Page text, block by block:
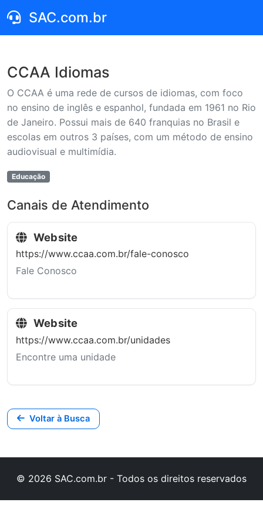
SAC.com.br
CCAA Idiomas
O CCAA é uma rede de cursos de idiomas, com foco
no ensino de inglês e espanhol, fundada em 1961 no Rio
de Janeiro. Possui mais de 640 franquias no Brasil e
escolas em outros 3 países, com um método de ensino
audiovisual e multimídia.
Educação
Canais de Atendimento
Website
https://www.ccaa.com.br/fale-conosco
Fale Conosco
Website
https://www.ccaa.com.br/unidades
Encontre uma unidade
Voltar à Busca
© 2026 SAC.com.br - Todos os direitos reservados